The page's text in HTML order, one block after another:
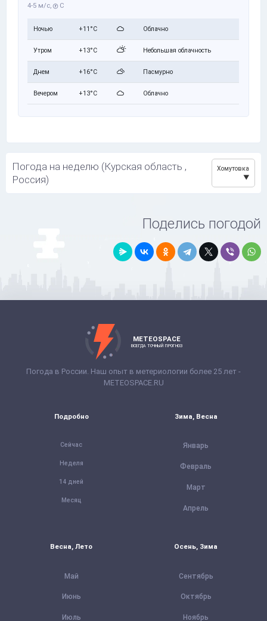
4-5 м/с, С
Ночью +11°C Облачно
Утром +13°C Небольшая облачность
Днем +16°C Пасмурно
Вечером +13°C Облачно
Погода на неделю (Курская область ,
Россия)
Хомутовка
Поделись погодой
METEOSPACE
ВСЕГДА ТОЧНЫЙ ПРОГНОЗ
Погода в России. Наш опыт в метериологии более 25 лет -
METEOSPACE.RU
Подробно
Сейчас
Неделя
14 дней
Месяц
Зима, Весна
Январь
Февраль
Март
Апрель
Весна, Лето
Май
Июнь
Июль
Осень, Зима
Сентябрь
Октябрь
Ноябрь